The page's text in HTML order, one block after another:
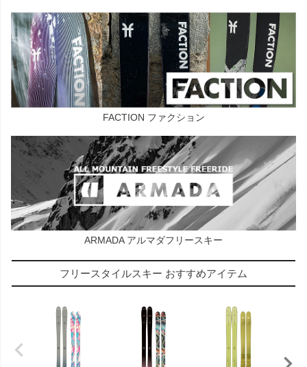
FACTION ファクション
ARMADA アルマダフリースキー
フリースタイルスキー おすすめアイテム